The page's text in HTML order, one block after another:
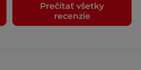
Prečítať všetky
recenzie